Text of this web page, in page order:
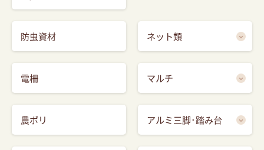
防虫資材 ネット類
電柵 マルチ
農ポリ アルミ三脚･踏み台